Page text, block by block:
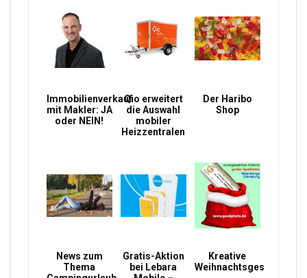
Immobilienverkauf
mit Makler: JA
oder NEIN!
Qio erweitert
die Auswahl
mobiler
Heizzentralen
Der Haribo
Shop
News zum
Thema
Gratis-Aktion
bei Lebara
Kreative
Weihnachtsgeschenke